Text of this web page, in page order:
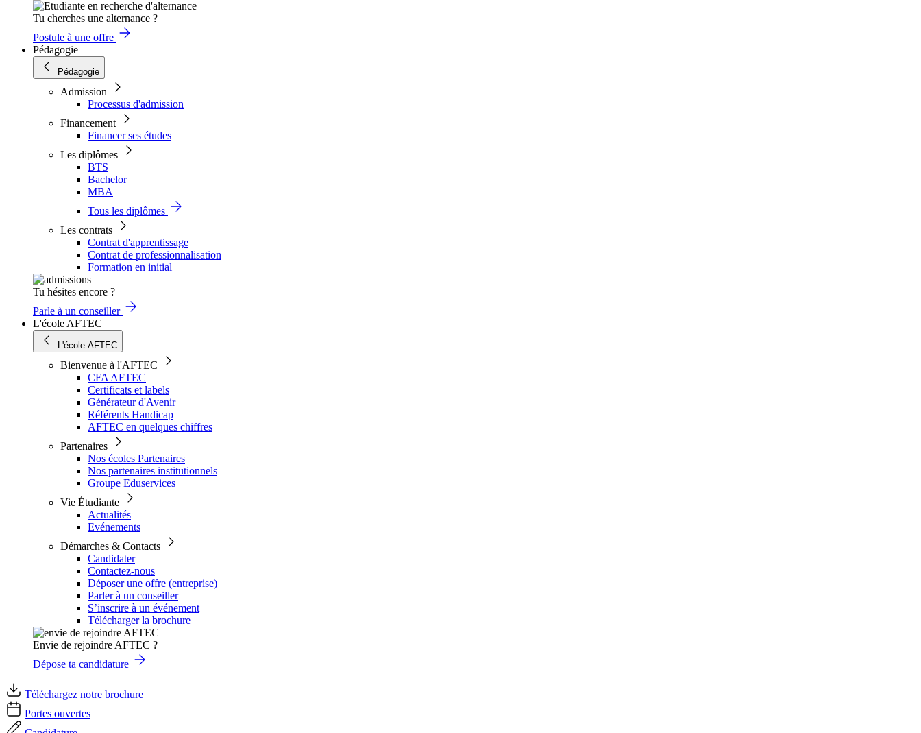
Tu cherches une alternance ?
Postule à une offre
Pédagogie
Pédagogie
Admission
Processus d'admission
Financement
Financer ses études
Les diplômes
BTS
Bachelor
MBA
Tous les diplômes
Les contrats
Contrat d'apprentissage
Contrat de professionnalisation
Formation en initial
Tu hésites encore ?
Parle à un conseiller
L'école AFTEC
L'école AFTEC
Bienvenue à l'AFTEC
CFA AFTEC
Certificats et labels
Générateur d'Avenir
Référents Handicap
AFTEC en quelques chiffres
Partenaires
Nos écoles Partenaires
Nos partenaires institutionnels
Groupe Eduservices
Vie Étudiante
Actualités
Evénements
Démarches & Contacts
Candidater
Contactez-nous
Déposer une offre (entreprise)
Parler à un conseiller
S’inscrire à un événement
Télécharger la brochure
Envie de rejoindre AFTEC ?
Dépose ta candidature
Téléchargez notre brochure
Portes ouvertes